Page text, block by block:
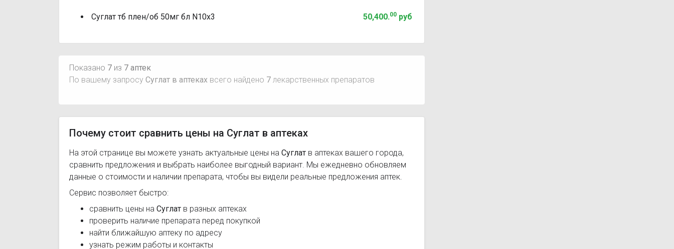
Суглат тб плен/об 50мг бл N10x3 50,400.00руб
Показано 7 из 7 аптек
По вашему запросу Суглат в аптеках всего найдено 7 лекарственных препаратов
Почему стоит сравнить цены на Суглат в аптеках
На этой странице вы можете узнать актуальные цены на Суглат в аптеках вашего города,
сравнить предложения и выбрать наиболее выгодный вариант. Мы ежедневно обновляем
данные о стоимости и наличии препарата, чтобы вы видели реальные предложения аптек.
Сервис позволяет быстро:
сравнить цены на Суглат в разных аптеках
проверить наличие препарата перед покупкой
найти ближайшую аптеку по адресу
узнать режим работы и контакты